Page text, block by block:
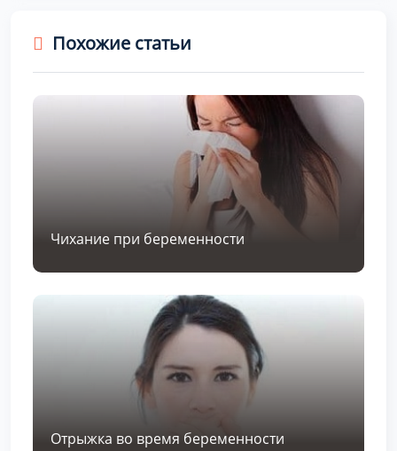
Похожие статьи
Чихание при беременности
Отрыжка во время беременности